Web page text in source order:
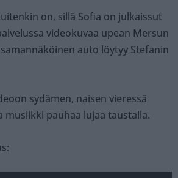
on, sillä Sofia on julkaissut
videokuvaa upean Mersun
auto löytyy Stefanin
sydämen, naisen vieressä
musiikki pauhaa lujaa taustalla.